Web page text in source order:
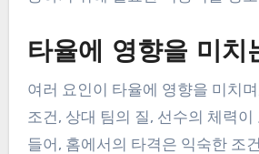
타율에 영향을 미치
여러 요인이 타율에 영향을 미치
조건, 상대 팀의 질, 선수의 체력
들어, 홈에서의 타격은 익숙한 조